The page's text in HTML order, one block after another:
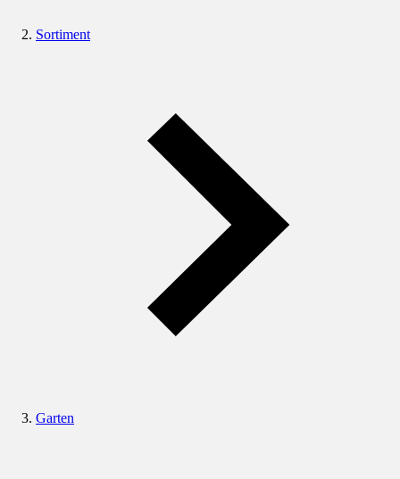
Sortiment
Garten